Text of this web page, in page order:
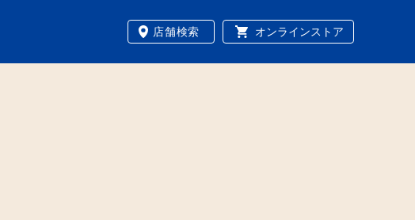
店舗検索 オンラインストア